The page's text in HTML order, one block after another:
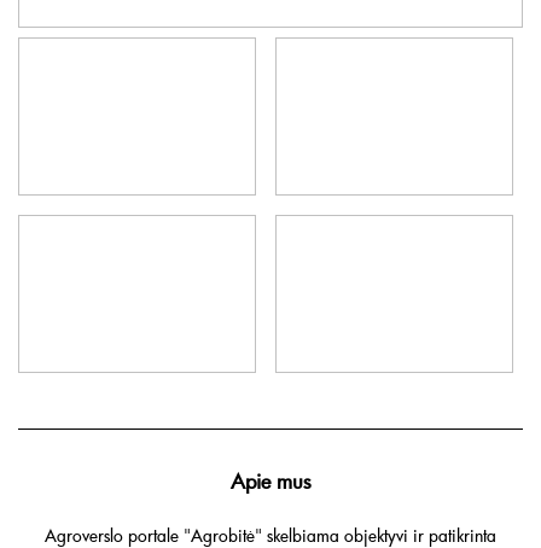
Apie mus
Agroverslo portale "Agrobitė" skelbiama objektyvi ir patikrinta